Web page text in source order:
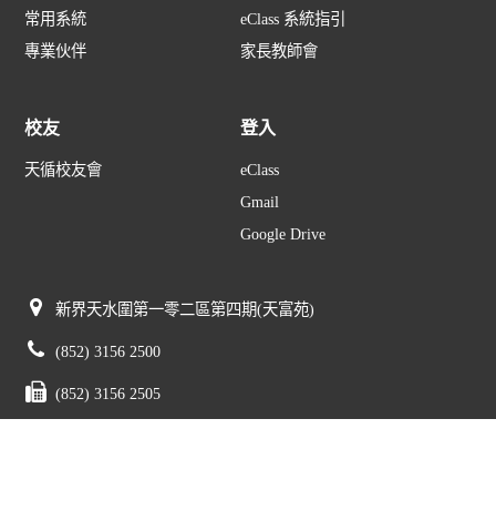
常用系統
專業伙伴
eClass 系統指引
家長教師會
校友
天循校友會
登入
eClass
Gmail
Google Drive
新界天水圍第一零二區第四期(天富苑)
(852) 3156 2500
(852) 3156 2505